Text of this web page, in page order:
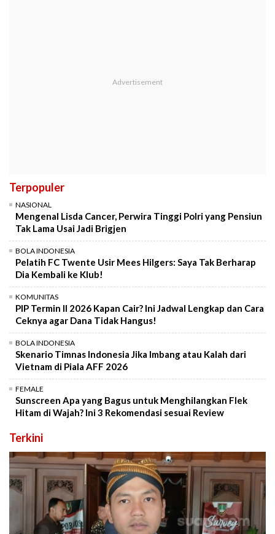
Terpopuler
NASIONAL
Mengenal Lisda Cancer, Perwira Tinggi Polri yang Pensiun
Tak Lama Usai Jadi Brigjen
BOLA INDONESIA
Pelatih FC Twente Usir Mees Hilgers: Saya Tak Berharap
Dia Kembali ke Klub!
KOMUNITAS
PIP Termin II 2026 Kapan Cair? Ini Jadwal Lengkap dan Cara
Ceknya agar Dana Tidak Hangus!
BOLA INDONESIA
Skenario Timnas Indonesia Jika Imbang atau Kalah dari
Vietnam di Piala AFF 2026
FEMALE
Sunscreen Apa yang Bagus untuk Menghilangkan Flek
Hitam di Wajah? Ini 3 Rekomendasi sesuai Review
Terkini